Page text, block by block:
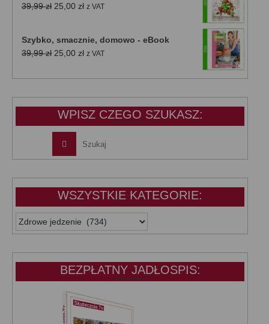
39,99zł Pierwotna
39,99 zł.
25,00 złAktualna
25,00 zł.
z VAT
Szybko, smacznie, domowo - eBook
39,99zł Pierwotna
wynosiła:
25,00 złAktualna
wynosi:
z VAT
WPISZ CZEGO SZUKASZ:
WSZYSTKIE KATEGORIE:
WSZYSTKIE
KATEGORIE:
BEZPŁATNY JADŁOSPIS: